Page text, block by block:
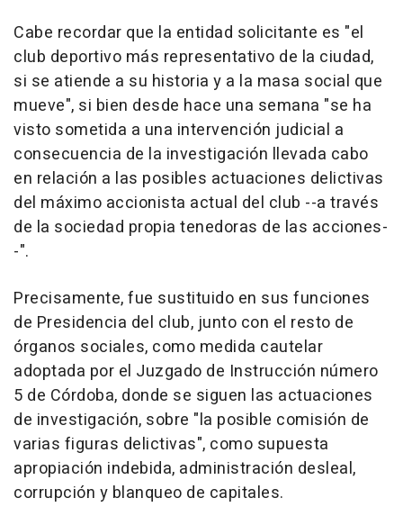
Cabe recordar que la entidad solicitante es "el
club deportivo más representativo de la ciudad,
si se atiende a su historia y a la masa social que
mueve", si bien desde hace una semana "se ha
visto sometida a una intervención judicial a
consecuencia de la investigación llevada cabo
en relación a las posibles actuaciones delictivas
del máximo accionista actual del club --a través
de la sociedad propia tenedoras de las acciones-
-".
Precisamente, fue sustituido en sus funciones
de Presidencia del club, junto con el resto de
órganos sociales, como medida cautelar
adoptada por el Juzgado de Instrucción número
5 de Córdoba, donde se siguen las actuaciones
de investigación, sobre "la posible comisión de
varias figuras delictivas", como supuesta
apropiación indebida, administración desleal,
corrupción y blanqueo de capitales.